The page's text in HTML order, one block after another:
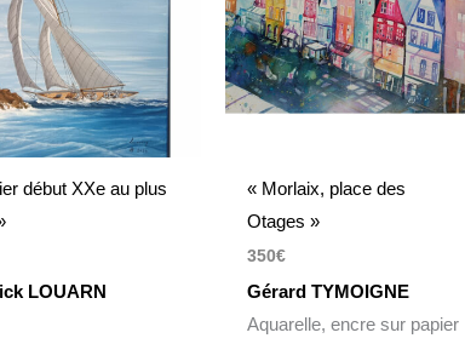
début XXe au plus
LOUARN
« Morlaix, place des
Otages »
350€
Gérard TYMOIGNE
Aquarelle, encre sur papier